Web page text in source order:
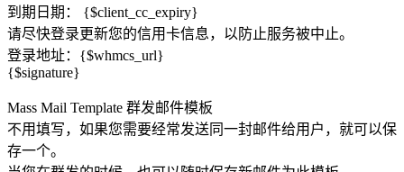
到期日期： {$client_cc_expiry}
请尽快登录更新您的信用卡信息，以防止服务被中止。
登录地址：{$whmcs_url}
{$signature}
Mass Mail Template 群发邮件模板
不用填写，如果您需要经常发送同一封邮件给用户，就可以保
存一个。